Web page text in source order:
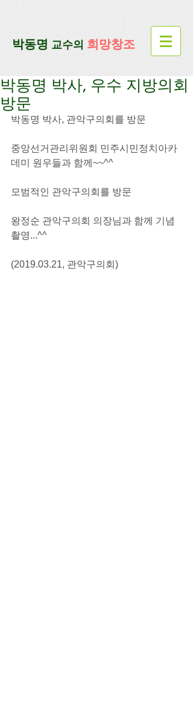
​박동명 교수의 희망창조
박동명 박사, 우수 지방의회
방문
박동명 박사, 관악구의회를 방문
중앙선거관리위원회 민주시민정치아카
데미 원우들과 함께~~^^
모범적인 관악구의회를 방문
왕정순 관악구의회 의장님과 함께 기념
촬영...^^
(2019.03.21, 관악구의회)